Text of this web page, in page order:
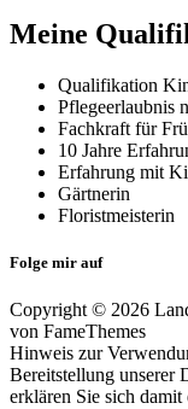
Meine
Qualifikation
Pflegeerlaubnis
Fachkraft für
10 Jahre
Erfahrung mit
Gärtnerin
Floristmeisterin
Folge mir auf
Copyright © 2026
von FameThemes
Hinweis zur
Bereitstellung unserer
erklären Sie sich